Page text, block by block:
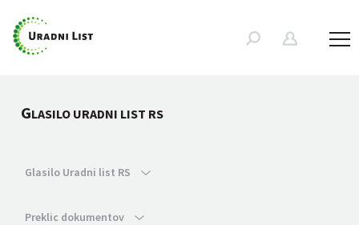
GLASILO URADNI LIST RS
Glasilo Uradni list RS
Preklic dokumentov